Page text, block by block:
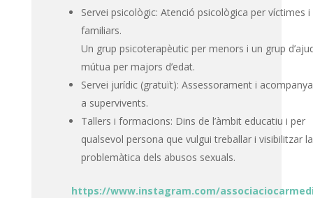
Servei psicològic: Atenció psicològica per víctimes i
familiars.
Un grup psicoterapèutic per menors i un grup
mútua per majors d’edat.
Servei jurídic (gratuït): Assessorament i
a supervivents.
Tallers i formacions: Dins de l’àmbit educatiu i per
qualsevol persona que vulgui treballar i visibilitzar la
problemàtica dels abusos sexuals.
https://www.instagram.com/